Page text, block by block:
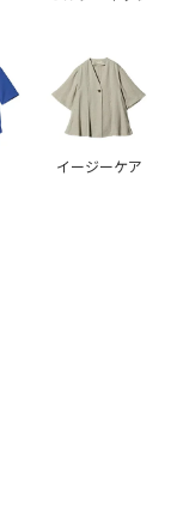
イージーケア